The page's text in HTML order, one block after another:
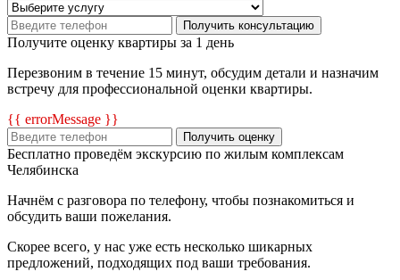
Получить консультацию
Получите оценку квартиры за 1 день
Перезвоним в течение 15 минут, обсудим детали и назначим
встречу для профессиональной оценки квартиры.
{{ errorMessage }}
Получить оценку
Бесплатно проведём экскурсию по жилым комплексам
Челябинска
Начнём с разговора по телефону, чтобы познакомиться и
обсудить ваши пожелания.
Скорее всего, у нас уже есть несколько шикарных
предложений, подходящих под ваши требования.